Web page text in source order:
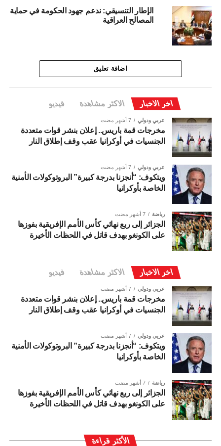
الإطار التنسيقي: ندعم جهود الحكومة في حماية
المصالح العراقية
اضافة تعليق
اخر الاخبار الاكثر مشاهدة فيديو
عربي ودولي 7 أشهر مضت
مخرجات قمة باريس.. إعلان بنشر قوات متعددة
الجنسيات في أوكرانيا عقب وقف إطلاق النار
عربي ودولي 7 أشهر مضت
ويتكوف: “أنجزنا بدرجة كبيرة” البروتوكولات الأمنية
الخاصة بأوكرانيا
رياضة 7 أشهر مضت
الجزائر إلى ربع نهائي كأس الأمم الإفريقية بفوزها
على الكونغو بهدف قاتل في اللحظات الأخيرة
اخر الاخبار الاكثر مشاهدة فيديو
عربي ودولي 7 أشهر مضت
مخرجات قمة باريس.. إعلان بنشر قوات متعددة
الجنسيات في أوكرانيا عقب وقف إطلاق النار
عربي ودولي 7 أشهر مضت
ويتكوف: “أنجزنا بدرجة كبيرة” البروتوكولات الأمنية
الخاصة بأوكرانيا
رياضة 7 أشهر مضت
الجزائر إلى ربع نهائي كأس الأمم الإفريقية بفوزها
على الكونغو بهدف قاتل في اللحظات الأخيرة
الأكثر قراءة